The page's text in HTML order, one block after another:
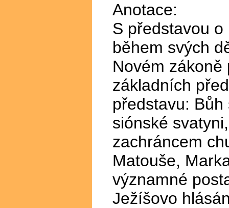
Anotace:
S představou
během svých
Novém
základních
představu:
siónské
zachráncem
Matouše,
významné
Ježíšovo